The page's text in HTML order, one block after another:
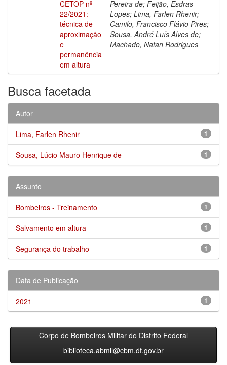
CETOP nº
22/2021:
técnica de
aproximação
e
permanência
em altura
Pereira de; Feijão, Esdras
Lopes; Lima, Farlen Rhenir;
Camilo, Francisco Flávio Pires;
Sousa, André Luís Alves de;
Machado, Natan Rodrigues
Busca facetada
Autor
1
Lima, Farlen Rhenir
1
Sousa, Lúcio Mauro Henrique de
Assunto
1
Bombeiros - Treinamento
1
Salvamento em altura
1
Segurança do trabalho
Data de Publicação
1
2021
Corpo de Bombeiros Militar do Distrito Federal
biblioteca.abmil@cbm.df.gov.br